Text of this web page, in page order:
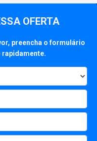
OFERTA
preencha o formulário